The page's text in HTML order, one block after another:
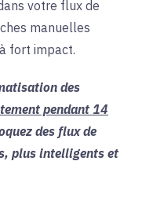
votre flux de
manuelles
fort impact.
des
pendant 14
des flux de
plus intelligents et